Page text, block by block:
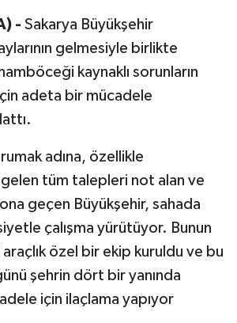
- Sakarya Büyükşehir
gelmesiyle birlikte
kaynaklı sorunların
adeta bir mücadele
adına, özellikle
tüm talepleri not alan ve
geçen Büyükşehir, sahada
çalışma yürütüyor. Bunun
özel bir ekip kuruldu ve bu
şehrin dört bir yanında
için ilaçlama yapıyor